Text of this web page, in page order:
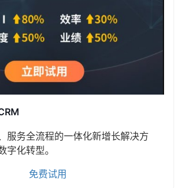
服务全流程的一体化新增长解决方
字化转型。
免费试用